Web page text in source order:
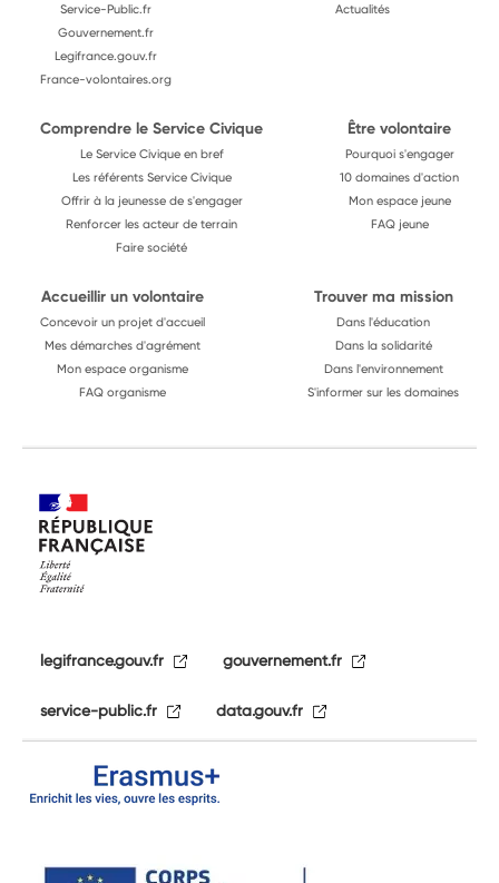
Service-Public.fr
Gouvernement.fr
Legifrance.gouv.fr
France-volontaires.org
Actualités
Comprendre le Service Civique
Le Service Civique en bref
Les référents Service Civique
Offrir à la jeunesse de s'engager
Renforcer les acteur de terrain
Faire société
Être volontaire
Pourquoi s'engager
10 domaines d'action
Mon espace jeune
FAQ jeune
Accueillir un volontaire
Concevoir un projet d'accueil
Mes démarches d'agrément
Mon espace organisme
FAQ organisme
Trouver ma mission
Dans l'éducation
Dans la solidarité
Dans l'environnement
S'informer sur les domaines
legifrance.gouv.fr gouvernement.fr
service-public.fr data.gouv.fr